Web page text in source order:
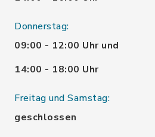
Donnerstag:
09:00 - 12:00 Uhr und
14:00 - 18:00 Uhr
Freitag und Samstag:
geschlossen